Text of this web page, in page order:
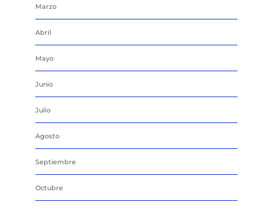
Marzo
Abril
Mayo
Junio
Julio
Agosto
Septiembre
Octubre